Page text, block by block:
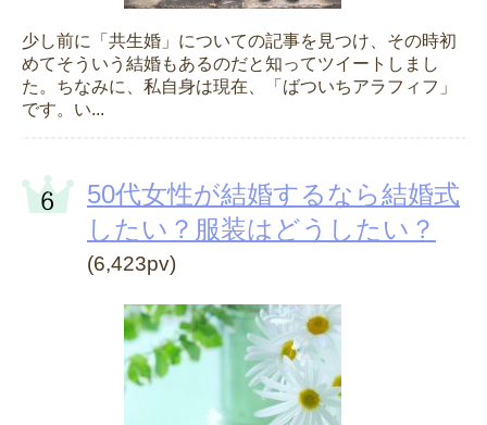
少し前に「共生婚」についての記事を見つけ、その時初
めてそういう結婚もあるのだと知ってツイートしまし
た。ちなみに、私自身は現在、「ばついちアラフィフ」
です。い...
50代女性が結婚するなら結婚式
したい？服装はどうしたい？
(6,423pv)